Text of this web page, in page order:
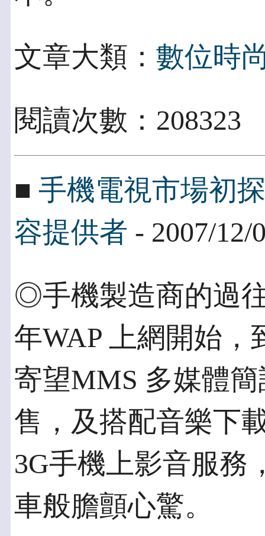
文章大類： 數位時
閱讀次數：
■ 手機電視市場初
容提供者 - 2007/12/
◎手機製造商的過
年WAP 上網開始，
寄望MMS 多媒體
售，及搭配音樂下
3G手機上影音服務
車般膽顫心驚。